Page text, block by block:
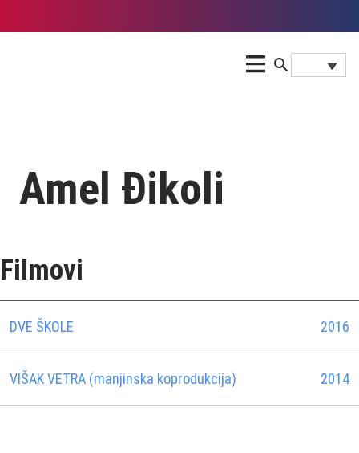
Amel Đikoli
Filmovi
DVE ŠKOLE 2016
VIŠAK VETRA (manjinska koprodukcija) 2014